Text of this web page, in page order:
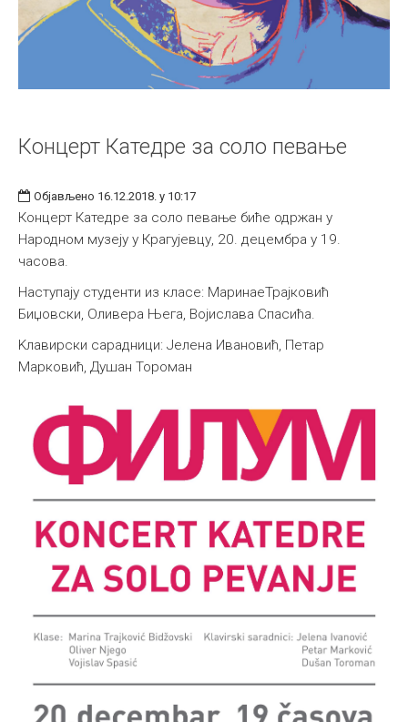
Концерт Катедре за соло певање
Објављено 16.12.2018. у 10:17
Концерт Катедре за соло певање биће одржан у
Народном музеју у Крагујевцу, 20. децембра у 19.
часова.
Наступају студенти из класе: МаринаеТрајковић
Биџовски, Оливера Њега, Војислава Спасића.
Kлавирски сарадници: Јелена Ивановић, Петар
Марковић, Душан Тороман